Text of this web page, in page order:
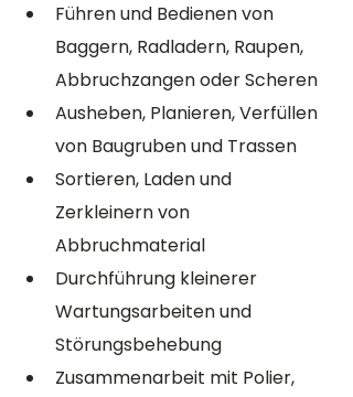
Führen und Bedienen von
Baggern, Radladern, Raupen,
Abbruchzangen oder Scheren
Ausheben, Planieren, Verfüllen
von Baugruben und Trassen
Sortieren, Laden und
Zerkleinern von
Abbruchmaterial
Durchführung kleinerer
Wartungsarbeiten und
Störungsbehebung
Zusammenarbeit mit Polier,